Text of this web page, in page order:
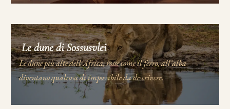
Le dune di Sossusvlei
Le dune più alte dell'Africa, rosse come il ferro, all'alba
diventano qualcosa di impossibile da descrivere.